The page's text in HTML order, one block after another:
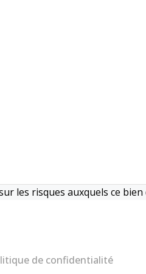
les risques auxquels ce
de confidentialité